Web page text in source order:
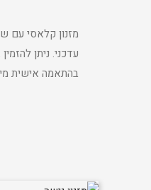
מזנון קלאסי עם
עדכני. ניתן
בהתאמה אישית מידות: 180/